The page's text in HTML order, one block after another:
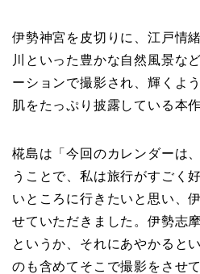
伊勢神宮を皮切りに、江戸情
川といった豊かな自然風景な
ーションで撮影され、輝くよ
肌をたっぷり披露している本作
椛島は「今回のカレンダーは
うことで、私は旅行がすごく
いところに行きたいと思い、
せていただきました。伊勢志
というか、それにあやかると
のも含めてそこで撮影をさせ